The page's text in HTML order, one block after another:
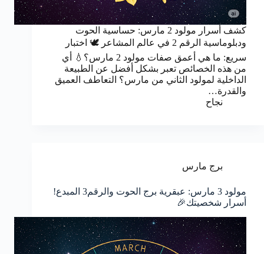
كشف أسرار مولود 2 مارس: حساسية الحوت
ودبلوماسية الرقم 2 في عالم المشاعر 🕊️ اختبار
سريع: ما هي أعمق صفات مولود 2 مارس؟💧 أي
من هذه الخصائص تعبر بشكل أفضل عن الطبيعة
الداخلية لمولود الثاني من مارس؟ التعاطف العميق
والقدرة…
نجاح
برج مارس
مولود 3 مارس: عبقرية برج الحوت والرقم3 المبدع!
أسرار شخصيتك🎉